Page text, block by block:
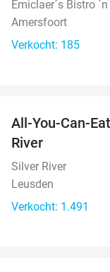
Emiclaer´s Bistro
Amersfoort
Verkocht: 185
All-You-Can-
River
Silver River
Leusden
Verkocht: 1.491